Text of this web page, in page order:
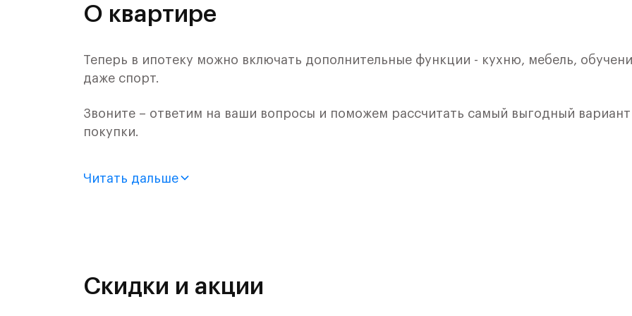
О квартире
Теперь в ипотеку можно включать дополнительные функции - кухню, мебель,
даже спорт.
Звоните – ответим на ваши вопросы и поможем рассчитать самый выгодный вариант
покупки.
монолитного дома (Корпус 59, Секция 1) в ЖК «Рублевский Квартал» от группы
и Подушкинским лесами.
Читать дальше
Скидки и акции